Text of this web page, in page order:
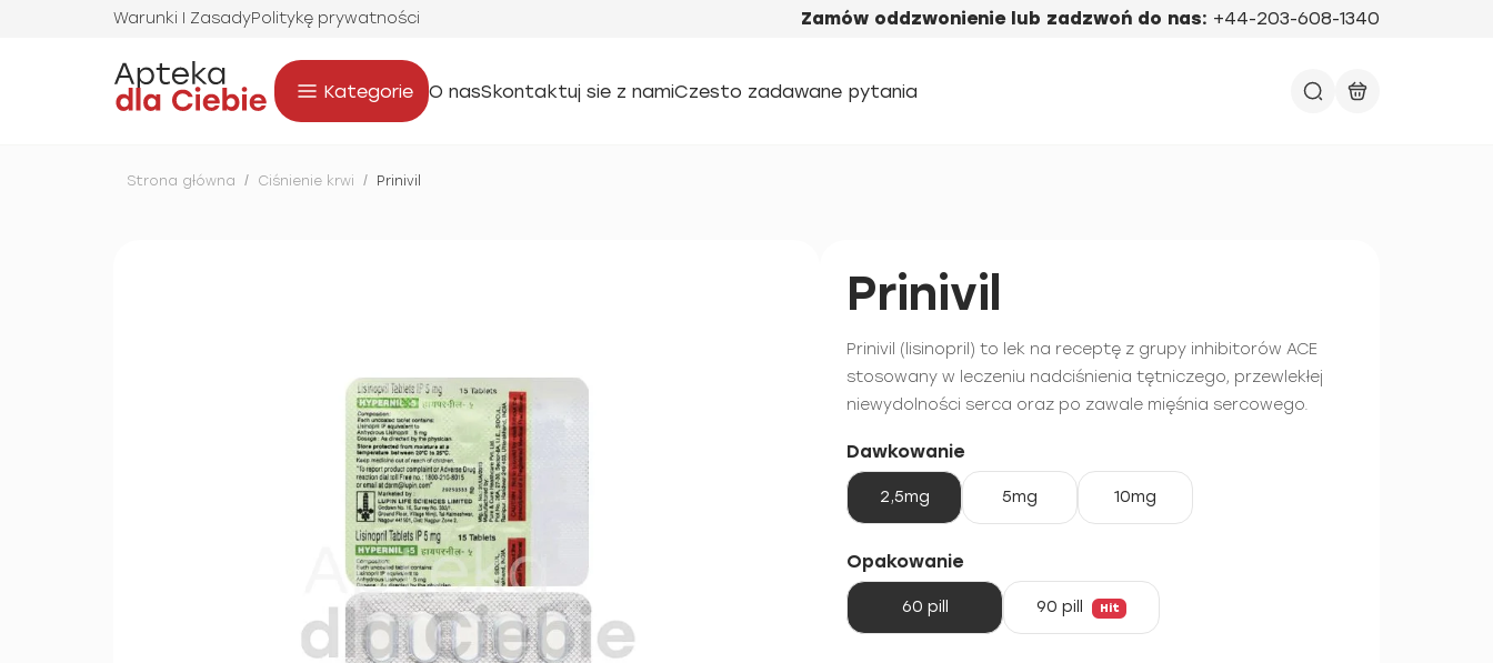
Warunki I ZasadyPolitykę prywatności Zamów oddzwonienie lub zadzwoń do nas: +44-203-608-1340
Kategorie O nasSkontaktuj sie z namiCzesto zadawane pytania
Strona główna / Ciśnienie krwi / Prinivil
Prinivil
Prinivil (lisinopril) to lek na receptę z grupy inhibitorów ACE
stosowany w leczeniu nadciśnienia tętniczego, przewlekłej
niewydolności serca oraz po zawale mięśnia sercowego.
Dawkowanie
2,5mg 5mg 10mg
Opakowanie
60 pill 90 pill Hit